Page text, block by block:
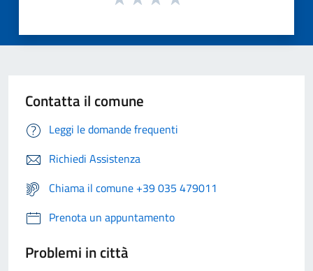
Contatta il comune
Leggi le domande frequenti
Richiedi Assistenza
Chiama il comune +39 035 479011
Prenota un appuntamento
Problemi in città